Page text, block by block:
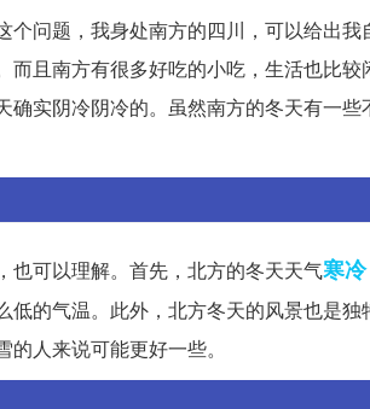
问题，我身处南方的四川，可以给出我
且南方有很多好吃的小吃，生活也比较
实阴冷阴冷的。虽然南方的冬天有一些
也可以理解。首先，北方的冬天天气寒冷
的气温。此外，北方冬天的风景也是独
人来说可能更好一些。